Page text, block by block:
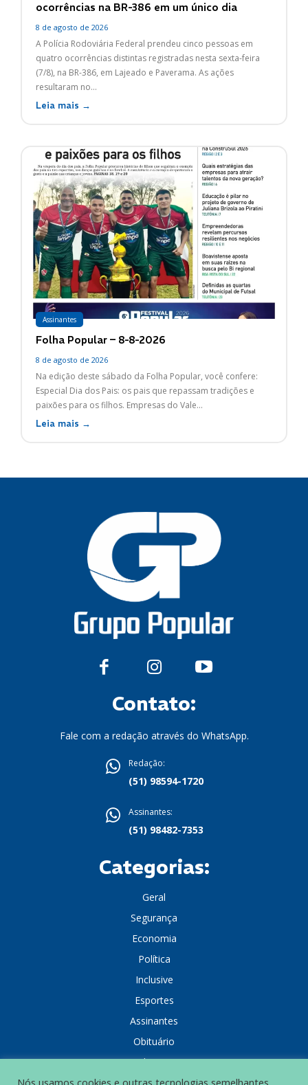
ocorrências na BR-386 em um único dia
8 de agosto de 2026
A Polícia Rodoviária Federal prendeu cinco pessoas em
quatro ocorrências distintas registradas nesta sexta-feira
(7/8), na BR-386, em Lajeado e Paverama. As ações
resultaram no...
Leia mais →
Assinantes
Folha Popular – 8-8-2026
8 de agosto de 2026
Na edição deste sábado da Folha Popular, você confere:
Especial Dia dos Pais: os pais que repassam tradições e
paixões para os filhos. Empresas do Vale...
Leia mais →
Contato:
Fale com a redação através do WhatsApp.
Redação:
(51) 98594-1720
Assinantes:
(51) 98482-7353
Categorias:
Geral
Segurança
Economia
Política
Inclusive
Esportes
Assinantes
Obituário
Colunistas
Nós usamos cookies e outras tecnologias semelhantes